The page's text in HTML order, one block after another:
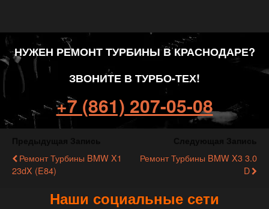
НУЖЕН РЕМОНТ ТУРБИНЫ В КРАСНОДАРЕ?
ЗВОНИТЕ В ТУРБО-ТЕХ!
+7 (861) 207-05-08
Ремонт Турбины BMW X1
23dX (E84)
Ремонт Турбины BMW X3 3.0
D
Наши социальные сети